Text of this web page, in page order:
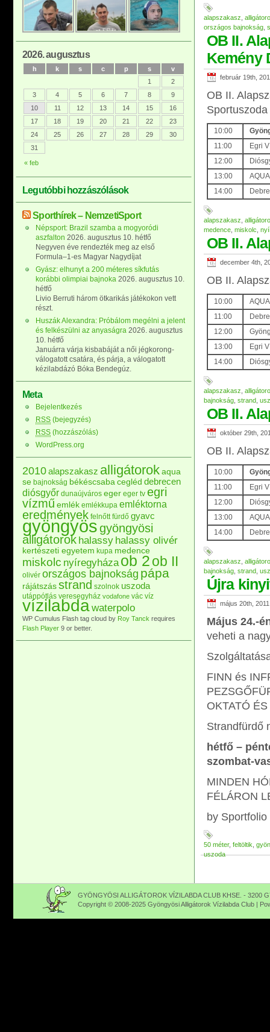
alapszakasz
országos bajnokság
OB II.
Kemény
február 19th,
OB II.
Sportuszoda
10:00
11:00
Egri
12:00
13:00
14:00
alapszakasz
medence miskolc
OB II.
december 4th,
OB II.
10:00
11:00
12:00
13:00
Egri
14:00
alapszakasz
bajnokság strand
OB II.
október 29th,
OB II.
10:00
11:00
Egri
12:00
13:00
14:00
alapszakasz
bajnokság strand
Újra
május 20th, 2011
Május 24.-
veheti a
FINN és
OKTATÓ
Strandfürdő
hétfő –
szombat-
MINDEN
FÉLÁRON
by Sportfolio
50 méter, feltöltik
uszoda
2026. augusztus
h k s c p s v
« feb
1
2
3
4 5 6 7 8
9
10
11 12 13 14 15
16
17
18 19 20 21 22
23
24
25 26 27 28 29
30
31
Legutóbbi hozzászólások
Sporthírek – NemzetiSport
Népsport: Brazil szamba a mogyoródi
aszfalton 2026. augusztus 10. hétfő
Negyven éve rendezték meg az első
Formula–1-es Magyar Nagydíjat
Gyász: elhunyt a 200 méteres síkfutás
korábbi olimpiai bajnoka 2026. augusztus 10.
hétfő
Livio Berruti három ötkarikás játékokon vett
részt.
Huszák Alexandra: Próbálom megélni a jelent
és felkészülni az anyaságra 2026. augusztus
10. hétfő
Januárra várja kisbabáját a női jégkorong-
válogatott csatára, és párja, a válogatott
kézilabdázó Bóka Bendegúz.
Meta
Bejelentkezés
RSS (bejegyzés)
RSS (hozzászólás)
WordPress.org
2010alapszakasz alligátorokaqua
se bajnokság békéscsaba cegléd debrecen
diósgyőr dunaújváros eger eger tv egri
vízműemlék emlékkupa emléktorna
eredmények felnőtt fürdő gyavc
gyöngyösgyöngyösi
alligátorok halassy halassy olivér
kertészeti egyetem kupa medence
miskolc nyíregyháza ob 2ob II
olivér országos bajnokság pápa
rájátszás strand szolnok uszoda
utánpótlás veresegyház vodafone vác víz
vízilabdawaterpolo
WP Cumulus Flash tag cloud by Roy Tanck requires
Flash Player 9 or better.
GYÖNGYÖSI ALLIGÁTOROK VÍZILABDA CLUB KHSE. - 3200
Copyright © 2008-2025 Gyöngyösi Alligátorok Vízilabda Club |